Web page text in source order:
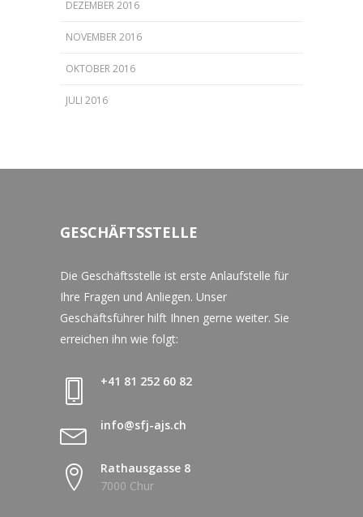
DEZEMBER 2016
NOVEMBER 2016
OKTOBER 2016
JULI 2016
GESCHÄFTSSTELLE
Die Geschäftsstelle ist erste Anlaufstelle für
Ihre Fragen und Anliegen. Unser
Geschäftsführer hilft Ihnen gerne weiter. Sie
erreichen ihn wie folgt:
+41 81 252 60 82
info@sfj-ajs.ch
Rathausgasse 8
7000 Chur